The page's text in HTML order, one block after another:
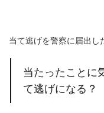
当て逃げを警察に届出
当たったことに
て逃げになる？